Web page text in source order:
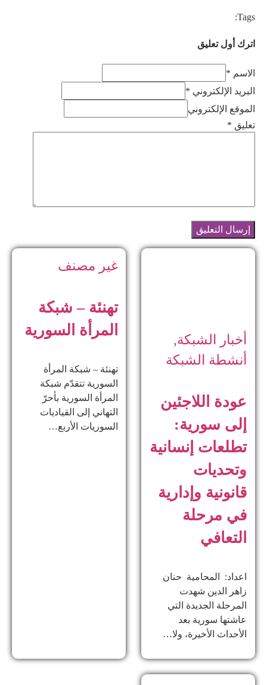
Tags:
اترك أول تعليق
الاسم *
البريد الإلكتروني *
الموقع الإلكتروني
تعليق *
أخبار الشبكة,
أنشطة الشبكة
عودة اللاجئين
إلى سورية:
تطلعات إنسانية
وتحديات
قانونية وإدارية
في مرحلة
التعافي
اعداد: المحامية حنان
زاهر الدين ​شهدت
المرحلة الجديدة التي
عاشتها سورية بعد
الأحداث الأخيرة، ولا…
غير مصنف
تهنئة – شبكة
المرأة السورية
تهنئة – شبكة المرأة
السورية تتقدّم شبكة
المرأة السورية بأحرّ
التهاني إلى القياديات
السوريات الأربع…